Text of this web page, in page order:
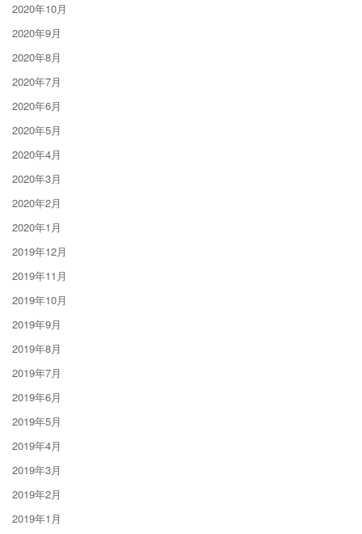
2020年10月
2020年9月
2020年8月
2020年7月
2020年6月
2020年5月
2020年4月
2020年3月
2020年2月
2020年1月
2019年12月
2019年11月
2019年10月
2019年9月
2019年8月
2019年7月
2019年6月
2019年5月
2019年4月
2019年3月
2019年2月
2019年1月